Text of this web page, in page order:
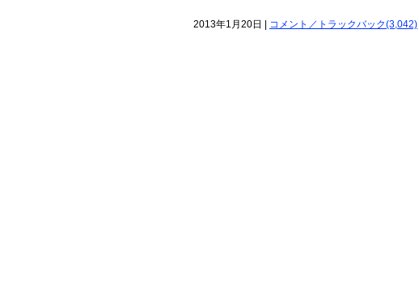
2013年1月20日 | コメント／トラックバック(3,042)